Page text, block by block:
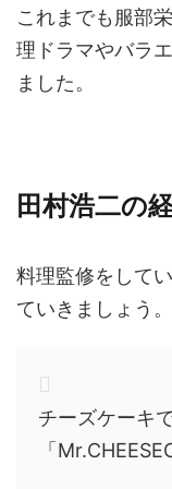
これまでも服部
理ドラマやバラ
ました。
田村浩二の
料理監修をして
ていきましょう。
チーズケーキ
「